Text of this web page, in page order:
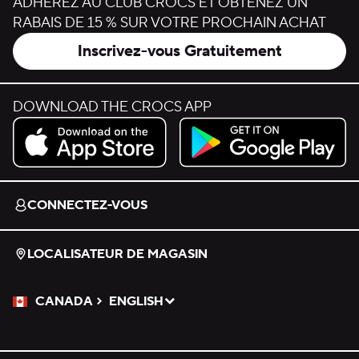
RABAIS DE 15 % SUR VOTRE PROCHAIN ACHAT
Inscrivez-vous Gratuitement
DOWNLOAD THE CROCS APP
Download on the App Store.
Get it on Google Play.
CONNECTEZ-VOUS
LOCALISATEUR DE MAGASIN
CANADA
Veuillez sélectionner une langue
ENGLISH
Sélectionné